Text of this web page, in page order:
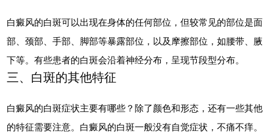
白癜风的白斑可以出现在身体的任何部位，但较常见的部位是面
部、颈部、手部、脚部等暴露部位，以及摩擦部位，如腰带、腋
下等。有些患者的白斑会沿着神经分布，呈现节段型分布。
三、白斑的其他特征
白癜风的白斑症状主要有哪些？除了颜色和形态，还有一些其他
的特征需要注意。白癜风的白斑一般没有自觉症状，不痛不痒。